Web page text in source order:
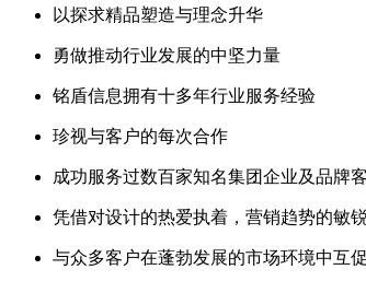
以探求精品塑造与理念升华
勇做推动行业发展的中坚力量
铭盾信息拥有十多年行业服务经验
珍视与客户的每次合作
成功服务过数百家知名集团企业及品牌
凭借对设计的热爱执着，营销趋势的敏
与众多客户在蓬勃发展的市场环境中互